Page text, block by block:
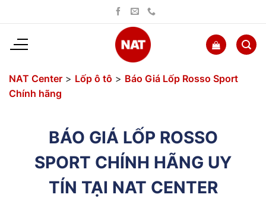
dung
NAT Center > Lốp ô tô > Báo Giá Lốp Rosso Sport
Chính hãng
BÁO GIÁ LỐP ROSSO
SPORT CHÍNH HÃNG UY
TÍN TẠI NAT CENTER